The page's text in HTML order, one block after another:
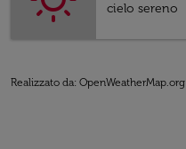
cielo sereno
Realizzato da: OpenWeatherMap.org